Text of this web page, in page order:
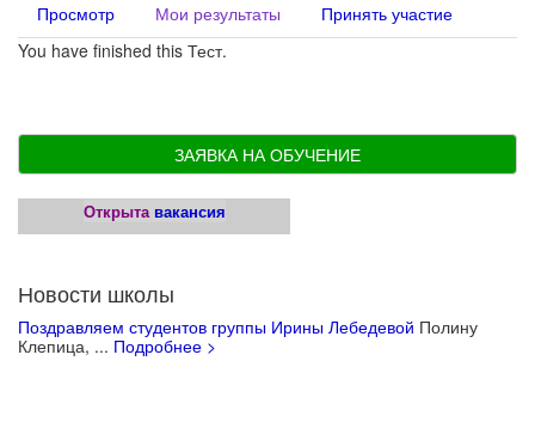
Главные вкладки
Просмотр Мои результаты (активная
вкладка)
Принять участие
You have finished this Тест.
ЗАЯВКА НА ОБУЧЕНИЕ
Открыта вакансия
Новости школы
Поздравляем студентов группы Ирины Лебедевой Полину
Клепица, ... Подробнее >